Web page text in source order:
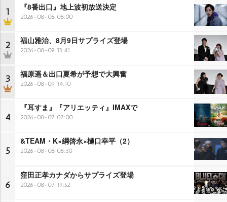
1 『8番出口』地上波初放送決定
2026-08-08 08:00
2 福山雅治、8月9日サプライズ登場
2026-08-09 13:41
3 福原遥＆出口夏希が予想で大興奮
2026-08-09 14:10
4
『耳すま』『アリエッティ』IMAXで
2026-08-07 07:00
5
&TEAM・K×綱啓永×樋口幸平（2）
2026-08-08 08:30
6
窪田正孝カナダからサプライズ登場
2026-08-07 19:52